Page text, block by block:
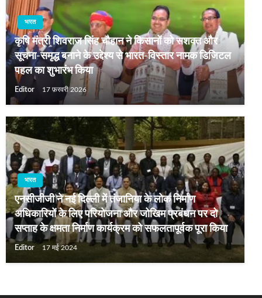
भारत
कृषि मंत्री शिवराज सिंह चौहान ने किसानों को सशक्त और
सूचना-समृद्ध बनाने के उद्देश्य से भारत-विस्तार नामक डिजिटल
पहल का शुभारंभ किया
Editor 17 फ़रवरी 2026
भारत
एनसीजीजी ने नई दिल्ली में तंजानिया के लोक निर्माण
अधिकारियों के लिए परियोजना और जोखिम प्रबंधन पर दो
सप्ताह के क्षमता निर्माण कार्यक्रम को सफलतापूर्वक पूरा किया
Editor 17 मई 2024